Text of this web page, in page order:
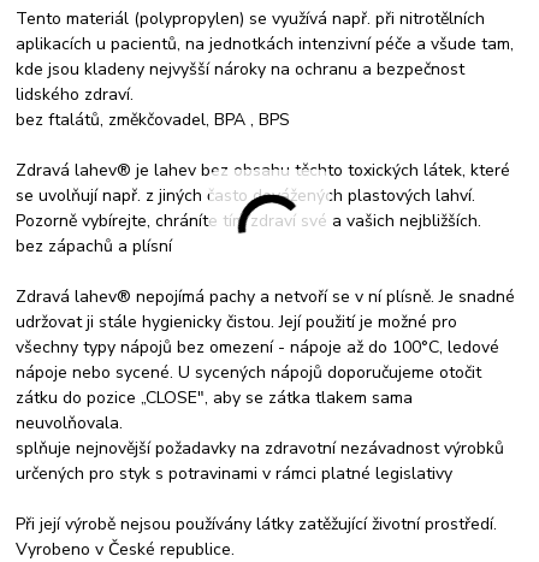
Tento materiál (polypropylen) se využívá např. při nitrotělních
aplikacích u pacientů, na jednotkách intenzivní péče a všude tam,
kde jsou kladeny nejvyšší nároky na ochranu a bezpečnost
lidského zdraví.
bez ftalátů, změkčovadel, BPA , BPS
Zdravá lahev® je lahev bez obsahu těchto toxických látek, které
se uvolňují např. z jiných často dovážených plastových lahví.
Pozorně vybírejte, chráníte tím zdraví své a vašich nejbližších.
bez zápachů a plísní
Zdravá lahev® nepojímá pachy a netvoří se v ní plísně. Je snadné
udržovat ji stále hygienicky čistou. Její použití je možné pro
všechny typy nápojů bez omezení - nápoje až do 100°C, ledové
nápoje nebo sycené. U sycených nápojů doporučujeme otočit
zátku do pozice „CLOSE", aby se zátka tlakem sama
neuvolňovala.
splňuje nejnovější požadavky na zdravotní nezávadnost výrobků
určených pro styk s potravinami v rámci platné legislativy
Při její výrobě nejsou používány látky zatěžující životní prostředí.
Vyrobeno v České republice.